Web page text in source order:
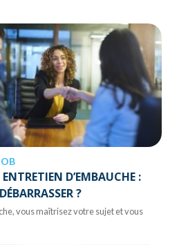
D’EMBAUCHE :
?
vous maîtrisez votre sujet et vous